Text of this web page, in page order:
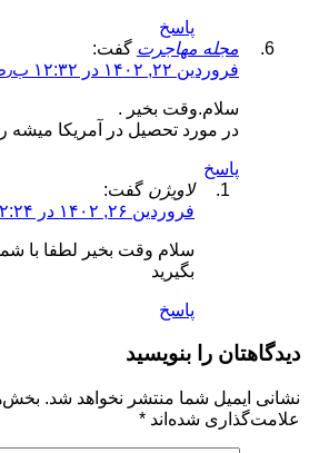
پاسخ
مجله مهاجرت گفت:
فروردین ۲۲, ۱۴۰۲ در ۱۲:۳۲ ب٫ظ
سلام.وقت بخیر .
در مورد تحصیل در آمریکا میشه
پاسخ
لاویژن گفت:
فروردین ۲۶, ۱۴۰۲ در ۲:۲۴ ب٫ظ
بگیرید
پاسخ
دیدگاهتان را بنویسید
نشانی ایمیل شما منتشر نخواهد شد.
علامت‌گذاری شده‌اند *